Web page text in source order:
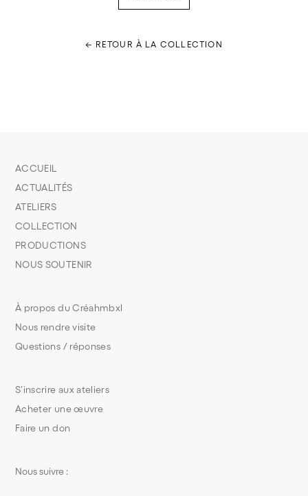
← RETOUR À LA COLLECTION
S’inscrire aux ateliers
Acheter une œuvre
Faire un don
À propos du Créahmbxl
Nous rendre visite
Questions / réponses
ACCUEIL
ACTUALITÉS
ATELIERS
COLLECTION
PRODUCTIONS
NOUS SOUTENIR
Nous suivre :